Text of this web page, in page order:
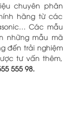
chuyên phân
hãng từ các
Các mẫu
những mẫu mã
đến trải nghiệm
tư vấn thêm,
555 98.